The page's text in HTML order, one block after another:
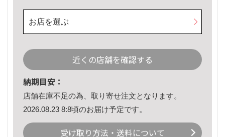
お店を選ぶ
近くの店舗を確認する
納期目安：
店舗在庫不足の為、取り寄せ注文となります。
2026.08.23 8:8頃のお届け予定です。
受け取り方法・送料について